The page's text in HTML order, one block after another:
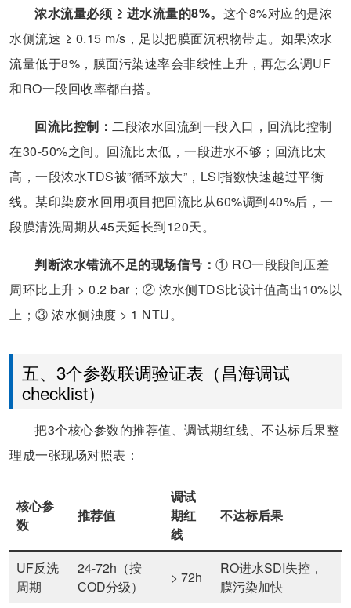
浓水流量必须 ≥ 进水流量的8%。 这个8%对应的是浓
水侧流速 ≥ 0.15 m/s，足以把膜面沉积物带走。如果浓水
流量低于8%，膜面污染速率会非线性上升，再怎么调UF
和RO一段回收率都白搭。
回流比控制： 二段浓水回流到一段入口，回流比控制
在30-50%之间。回流比太低，一段进水不够；回流比太
高，一段浓水TDS被”循环放大”，LSI指数快速越过平衡
线。某印染废水回用项目把回流比从60%调到40%后，一
段膜清洗周期从45天延长到120天。
判断浓水错流不足的现场信号： ① RO一段段间压差
周环比上升 > 0.2 bar；② 浓水侧TDS比设计值高出10%以
上；③ 浓水侧浊度 > 1 NTU。
五、3个参数联调验证表（昌海调试
checklist）
把3个核心参数的推荐值、调试期红线、不达标后果整
理成一张现场对照表：
核心参
数
推荐值
调试
期红
线
不达标后果
UF反洗
周期
24-72h（按
COD分级）
> 72h
RO进水SDI失控，
膜污染加快